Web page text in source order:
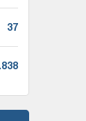
37